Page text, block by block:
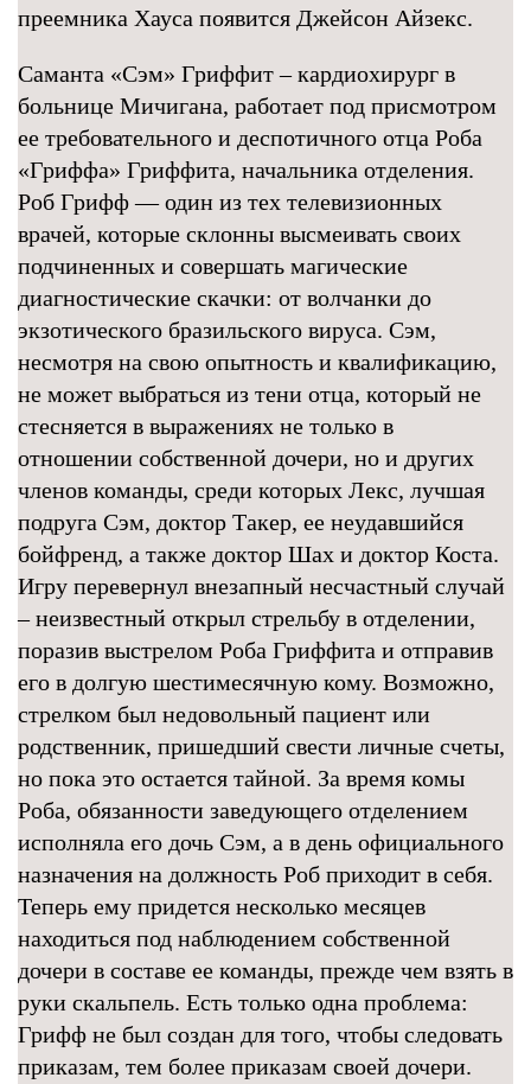
преемника Хауса появится Джейсон Айзекс.
Саманта «Сэм» Гриффит – кардиохирург в
больнице Мичигана, работает под присмотром
ее требовательного и деспотичного отца Роба
«Гриффа» Гриффита, начальника отделения.
Роб Грифф — один из тех телевизионных
врачей, которые склонны высмеивать своих
подчиненных и совершать магические
диагностические скачки: от волчанки до
экзотического бразильского вируса. Сэм,
несмотря на свою опытность и квалификацию,
не может выбраться из тени отца, который не
стесняется в выражениях не только в
отношении собственной дочери, но и других
членов команды, среди которых Лекс, лучшая
подруга Сэм, доктор Такер, ее неудавшийся
бойфренд, а также доктор Шах и доктор Коста.
Игру перевернул внезапный несчастный случай
– неизвестный открыл стрельбу в отделении,
поразив выстрелом Роба Гриффита и отправив
его в долгую шестимесячную кому. Возможно,
стрелком был недовольный пациент или
родственник, пришедший свести личные счеты,
но пока это остается тайной. За время комы
Роба, обязанности заведующего отделением
исполняла его дочь Сэм, а в день официального
назначения на должность Роб приходит в себя.
Теперь ему придется несколько месяцев
находиться под наблюдением собственной
дочери в составе ее команды, прежде чем взять в
руки скальпель. Есть только одна проблема:
Грифф не был создан для того, чтобы следовать
приказам, тем более приказам своей дочери.